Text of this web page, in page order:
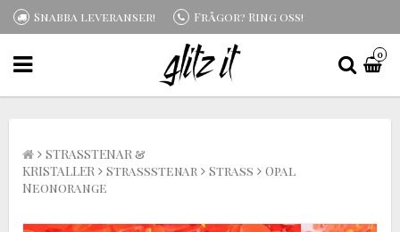
Snabba leveranser! Frågor? Ring oss!
0
STRASSTENAR &
KRISTALLER
Strassstenar Strass
Opal
Neonorange